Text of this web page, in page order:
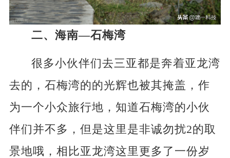
二、海南—石梅湾
很多小伙伴们去三亚都是奔着亚龙湾
去的，石梅湾的的光辉也被其掩盖，作
为一个小众旅行地，知道石梅湾的小伙
伴们并不多，但是这里是非诚勿扰2的取
景地哦，相比亚龙湾这里更多了一份岁